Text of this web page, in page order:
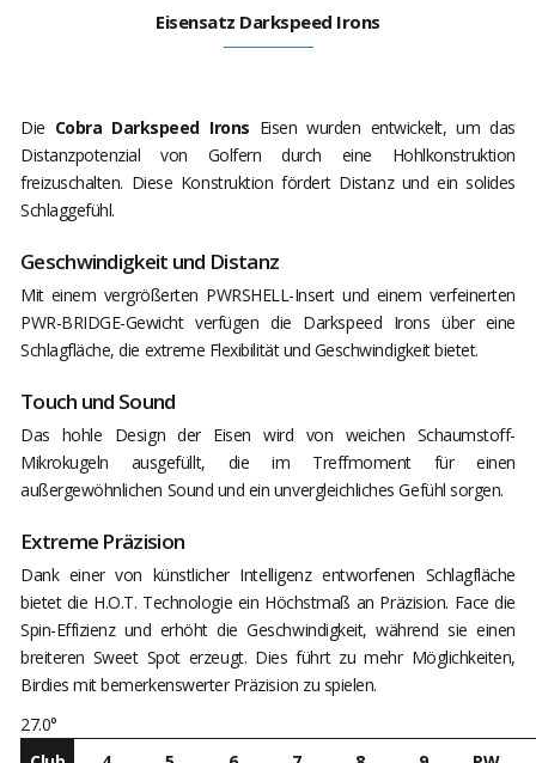
Eisensatz Darkspeed Irons
Die Cobra Darkspeed Irons Eisen wurden entwickelt, um das
Distanzpotenzial von Golfern durch eine Hohlkonstruktion
freizuschalten. Diese Konstruktion fördert Distanz und ein solides
Schlaggefühl.
Geschwindigkeit und Distanz
Mit einem vergrößerten PWRSHELL-Insert und einem verfeinerten
PWR-BRIDGE-Gewicht verfügen die Darkspeed Irons über eine
Schlagfläche, die extreme Flexibilität und Geschwindigkeit bietet.
Touch und Sound
Das hohle Design der Eisen wird von weichen Schaumstoff-
Mikrokugeln ausgefüllt, die im Treffmoment für einen
außergewöhnlichen Sound und ein unvergleichliches Gefühl sorgen.
Extreme Präzision
Dank einer von künstlicher Intelligenz entworfenen Schlagfläche
bietet die H.O.T. Technologie ein Höchstmaß an Präzision. Face die
Spin-Effizienz und erhöht die Geschwindigkeit, während sie einen
breiteren Sweet Spot erzeugt. Dies führt zu mehr Möglichkeiten,
Birdies mit bemerkenswerter Präzision zu spielen.
27.0°